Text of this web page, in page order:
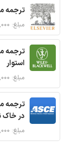
ترجمه
مبلغ: ۱۲۸,۰۰۰ تومان
ترجمه
استوار
مبلغ: ۱۴۰,۰۰۰ تومان
ترجمه
در خاک
مبلغ: ۱۲۰,۰۰۰ تومان